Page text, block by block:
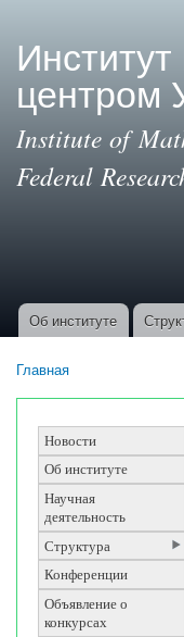
Institute of
Federal
Основные ссылки
Об институте
Главная
Новости
Об институте
Научная
деятельность
Структура
Конференции
Объявление о
конкурсах